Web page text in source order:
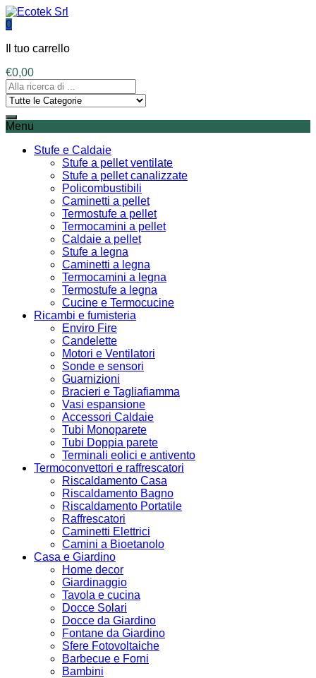
0
Il tuo carrello
€0,00
Menu
Stufe e Caldaie
Stufe a pellet ventilate
Stufe a pellet canalizzate
Policombustibili
Caminetti a pellet
Termostufe a pellet
Termocamini a pellet
Caldaie a pellet
Stufe a legna
Caminetti a legna
Termocamini a legna
Termostufe a legna
Cucine e Termocucine
Ricambi e fumisteria
Enviro Fire
Candelette
Motori e Ventilatori
Sonde e sensori
Guarnizioni
Bracieri e Tagliafiamma
Vasi espansione
Accessori Caldaie
Tubi Monoparete
Tubi Doppia parete
Terminali eolici e antivento
Termoconvettori e raffrescatori
Riscaldamento Casa
Riscaldamento Bagno
Riscaldamento Portatile
Raffrescatori
Caminetti Elettrici
Camini a Bioetanolo
Casa e Giardino
Home decor
Giardinaggio
Tavola e cucina
Docce Solari
Docce da Giardino
Fontane da Giardino
Sfere Fotovoltaiche
Barbecue e Forni
Bambini